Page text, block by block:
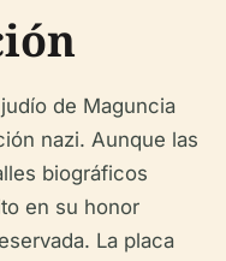
de Maguncia
nazi. Aunque las
biográficos
en su honor
La placa